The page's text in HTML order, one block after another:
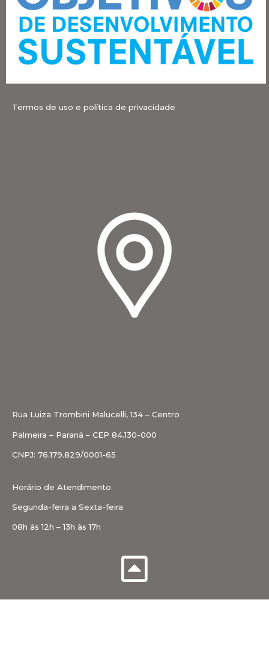
Termos de uso e política de privacidade
Rua Luiza Trombini Malucelli, 134 – Centro
Palmeira – Paraná – CEP 84.130-000
CNPJ: 76.179.829/0001-65
Horário de Atendimento
Segunda-feira a Sexta-feira
08h às 12h – 13h às 17h